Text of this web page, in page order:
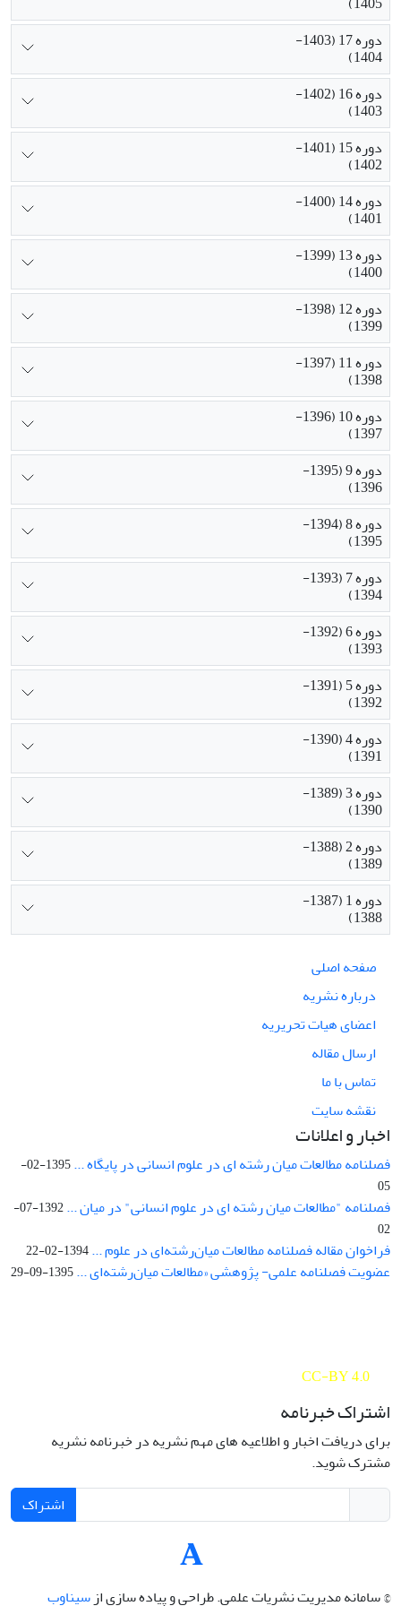
دوره 17 (1403-
1404)
دوره 16 (1402-
1403)
دوره 15 (1401-
1402)
دوره 14 (1400-
1401)
دوره 13 (1399-
1400)
دوره 12 (1398-
1399)
دوره 11 (1397-
1398)
دوره 10 (1396-
1397)
دوره 9 (1395-
1396)
دوره 8 (1394-
1395)
دوره 7 (1393-
1394)
دوره 6 (1392-
1393)
دوره 5 (1391-
1392)
دوره 4 (1390-
1391)
دوره 3 (1389-
1390)
دوره 2 (1388-
1389)
دوره 1 (1387-
1388)
صفحه اصلی
درباره نشریه
اعضای هیات تحریریه
ارسال مقاله
تماس با ما
نقشه سایت
اخبار و اعلانات
فصلنامه مطالعات میان رشته ای در علوم انسانی در پایگاه ...
1395-02-
05
فصلنامه "مطالعات میان رشته ای در علوم انسانی" در میان ...
1392-07-
02
فراخوان مقاله فصلنامه مطالعات میان‌رشته‌ای در علوم ...1394-02-22
عضویت فصلنامه علمی- پژوهشی «مطالعات میان‌رشته‌ای ...1395-09-29
CC-BY 4.0
اشتراک خبرنامه
برای دریافت اخبار و اطلاعیه های مهم نشریه در خبرنامه نشریه
مشترک شوید.
اشتراک
© سامانه مدیریت نشریات علمی.طراحی و پیاده سازی از سیناوب